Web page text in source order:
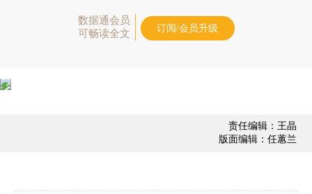
数据通会员
可畅读全文
订阅/会员升级
责任编辑：王晶
版面编辑：任蕙兰